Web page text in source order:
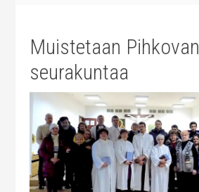
Muistetaan Pihkovan
seurakuntaa